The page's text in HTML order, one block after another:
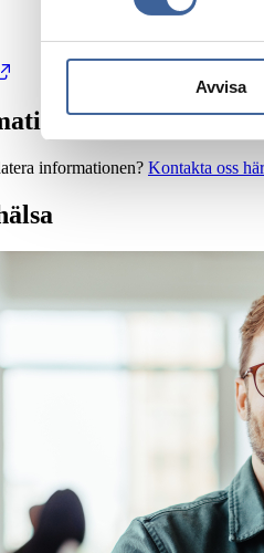
Avvisa
informationen? Kontakta oss